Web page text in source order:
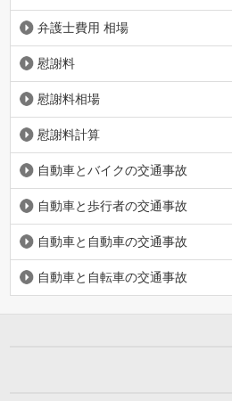
弁護士費用 相場
慰謝料
慰謝料相場
慰謝料計算
自動車とバイクの交通事故
自動車と歩行者の交通事故
自動車と自動車の交通事故
自動車と自転車の交通事故